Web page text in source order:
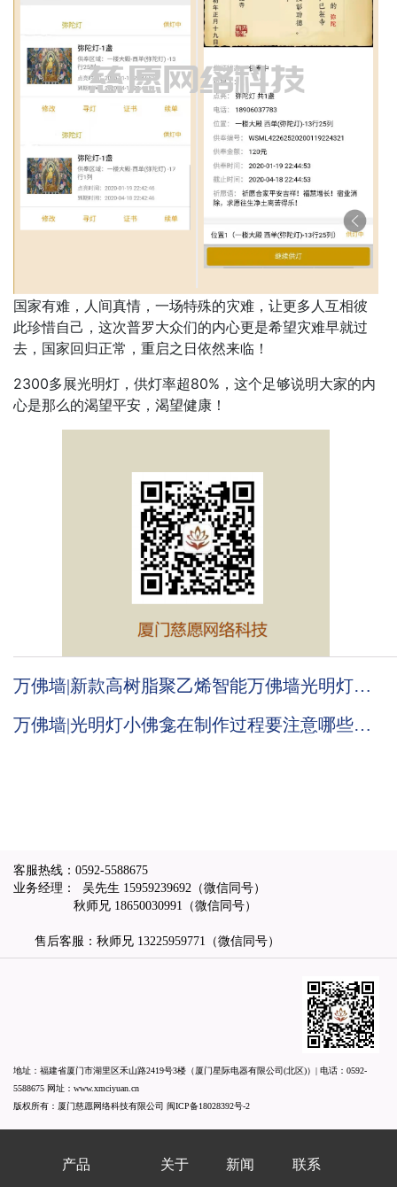
国家有难，人间真情，一场特殊的灾难，让更多人互相彼
此珍惜自己，这次普罗大众们的内心更是希望灾难早就过
去，国家回归正常，重启之日依然来临！
2300多展光明灯，供灯率超80%，这个足够说明大家的内
心是那么的渴望平安，渴望健康！
万佛墙|新款高树脂聚乙烯智能万佛墙光明灯推
万佛墙|光明灯小佛龛在制作过程要注意哪些问
客服热线： 0592-5588675
业务经理： 吴先生 15959239692 （微信同号）
秋师兄 18650030991 （微信同号）
售后客服：秋师兄 13225959771 （微信同号）
地址：福建省厦门市湖里区禾山路2419号3楼（厦门星际电器有限公司(北区)）| 电话： 0592-
5588675 网址： www.xmciyuan.cn
版权所有：厦门慈愿网络科技有限公司 闽ICP备18028392号-2
产品 关于 新闻 联系